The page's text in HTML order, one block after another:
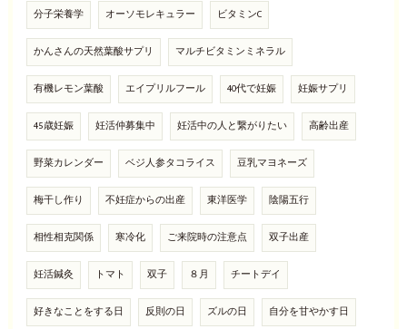
分子栄養学 オーソモレキュラー ビタミンC
かんさんの天然葉酸サプリ マルチビタミンミネラル
有機レモン葉酸 エイプリルフール 40代で妊娠 妊娠サプリ
45歳妊娠 妊活仲募集中 妊活中の人と繋がりたい 高齢出産
野菜カレンダー ベジ人参タコライス 豆乳マヨネーズ
梅干し作り 不妊症からの出産 東洋医学 陰陽五行
相性相克関係 寒冷化 ご来院時の注意点 双子出産
妊活鍼灸 トマト 双子 ８月 チートデイ
好きなことをする日 反則の日 ズルの日 自分を甘やかす日